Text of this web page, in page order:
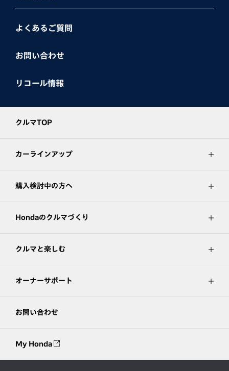
よくあるご質問
お問い合わせ
リコール情報
クルマTOP
カーラインアップ
購入検討中の方へ
Hondaのクルマづくり
クルマと楽しむ
オーナーサポート
お問い合わせ
My Honda